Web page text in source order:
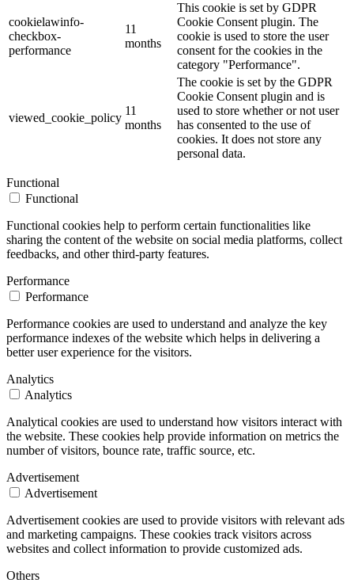
cookielawinfo-
checkbox-
performance
11
months
This cookie is set by GDPR
Cookie Consent plugin. The
cookie is used to store the user
consent for the cookies in the
category "Performance".
viewed_cookie_policy
11
months
The cookie is set by the GDPR
Cookie Consent plugin and is
used to store whether or not user
has consented to the use of
cookies. It does not store any
personal data.
Functional
Functional
Functional cookies help to perform certain functionalities like
sharing the content of the website on social media platforms, collect
feedbacks, and other third-party features.
Performance
Performance
Performance cookies are used to understand and analyze the key
performance indexes of the website which helps in delivering a
better user experience for the visitors.
Analytics
Analytics
Analytical cookies are used to understand how visitors interact with
the website. These cookies help provide information on metrics the
number of visitors, bounce rate, traffic source, etc.
Advertisement
Advertisement
Advertisement cookies are used to provide visitors with relevant ads
and marketing campaigns. These cookies track visitors across
websites and collect information to provide customized ads.
Others